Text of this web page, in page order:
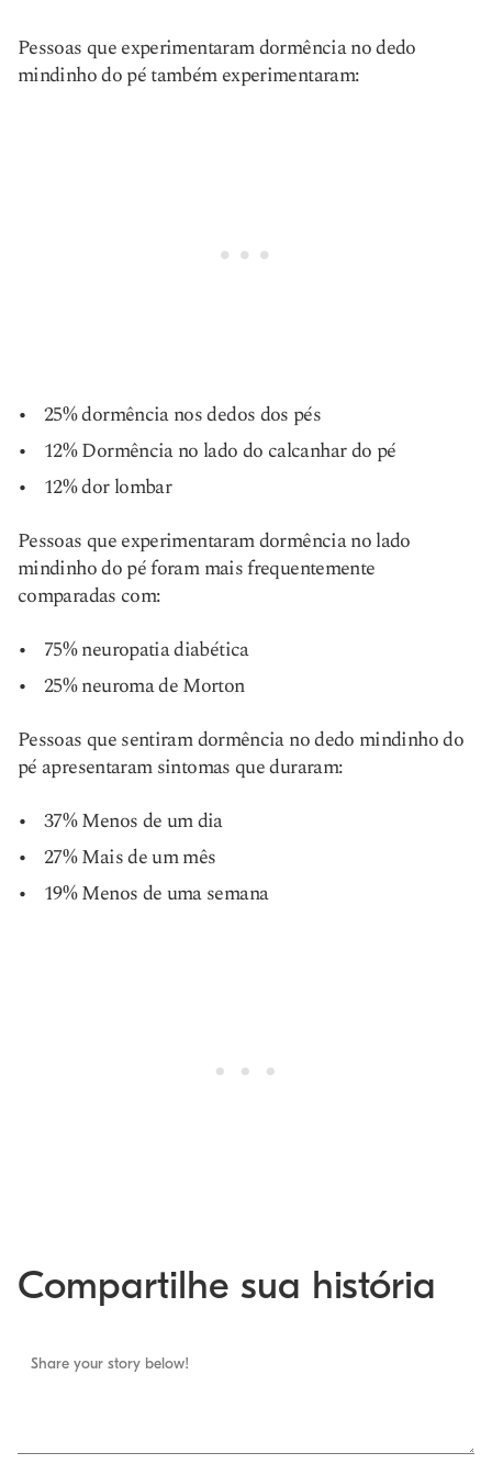
Pessoas que experimentaram dormência no dedo
mindinho do pé também experimentaram:
25% dormência nos dedos dos pés
12% Dormência no lado do calcanhar do pé
12% dor lombar
Pessoas que experimentaram dormência no lado
mindinho do pé foram mais frequentemente
comparadas com:
75% neuropatia diabética
25% neuroma de Morton
Pessoas que sentiram dormência no dedo mindinho do
pé apresentaram sintomas que duraram:
37% Menos de um dia
27% Mais de um mês
19% Menos de uma semana
Compartilhe sua história
Share your story below!